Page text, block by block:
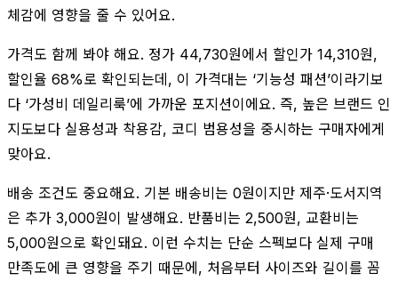
체감에 영향을 줄 수 있어요.
가격도 함께 봐야 해요. 정가 44,730원에서 할인가 14,310원,
할인율 68%로 확인되는데, 이 가격대는 ‘기능성 패션’이라기보
다 ‘가성비 데일리룩’에 가까운 포지션이에요. 즉, 높은 브랜드 인
지도보다 실용성과 착용감, 코디 범용성을 중시하는 구매자에게
맞아요.
배송 조건도 중요해요. 기본 배송비는 0원이지만 제주·도서지역
은 추가 3,000원이 발생해요. 반품비는 2,500원, 교환비는
5,000원으로 확인돼요. 이런 수치는 단순 스펙보다 실제 구매
만족도에 큰 영향을 주기 때문에, 처음부터 사이즈와 길이를 꼼